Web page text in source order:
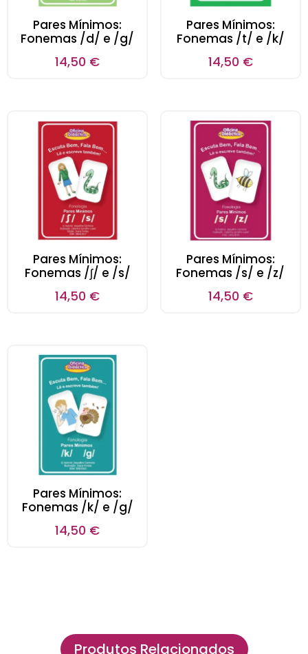
Pares Mínimos:
Fonemas /d/ e /g/
14,50 €
Pares Mínimos:
Fonemas /t/ e /k/
14,50 €
Pares Mínimos:
Fonemas /ʃ/ e /s/
14,50 €
Pares Mínimos:
Fonemas /s/ e /z/
14,50 €
Pares Mínimos:
Fonemas /k/ e /g/
14,50 €
Produtos Relacionados